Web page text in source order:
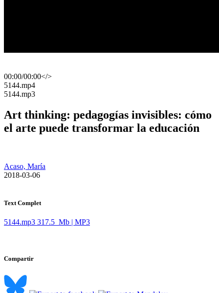
00:00/00:00</>
​5144.mp4
​5144.mp3
Art thinking: pedagogías invisibles: cómo
el arte puede transformar la educación
Acaso, María
​ 2018-03-06
Text Complet
5144.mp3 317.5 Mb | MP3
Compartir